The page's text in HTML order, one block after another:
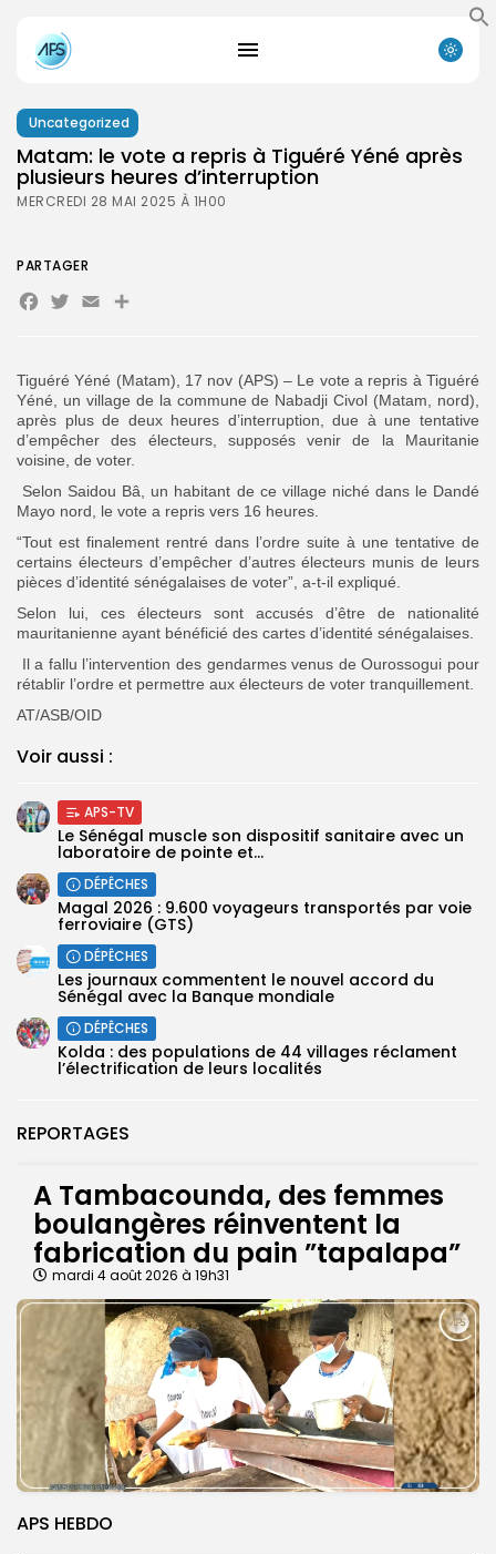
Search
for:
Search
FR
Uncategorized
Matam: le vote a repris à Tiguéré Yéné après
plusieurs heures d’interruption
MERCREDI 28 MAI 2025 À 1H00
REPORTAGES
A Tambacounda, des femmes
boulangères réinventent la
fabrication du pain ”tapalapa”
mardi 4 août 2026 à 19h31
APS HEBDO
Tiguéré Yéné (Matam), 17 nov (APS) – Le vote a repris à Tiguéré
Yéné, un village de la commune de Nabadji Civol (Matam, nord),
après plus de deux heures d’interruption,due à une tentative
d’empêcher des électeurs, supposés venir de la Mauritanie
voisine, de voter.
Selon Saidou Bâ, un habitant de ce village niché dans le Dandé
Mayo nord, le vote a repris vers 16 heures.
“Tout est finalement rentré dans l’ordre suite à une tentative de
certains électeurs d’empêcher d’autres électeurs munis de leurs
pièces d’identité sénégalaises de voter”, a-t-il expliqué.
Selon lui, ces électeurs sont accusés d’être de nationalité
mauritanienne ayant bénéficié des cartes d’identité sénégalaises.
Il a fallu l’intervention des gendarmes venus de Ourossogui pour
rétablir l’ordre et permettre aux électeurs de voter tranquillement.
AT/ASB/OID
Voir aussi :
APS-TV
Le Sénégal muscle son dispositif sanitaire avec un
laboratoire de pointe et...
DÉPÊCHES
Magal 2026 : 9.600 voyageurs transportés par voie
ferroviaire (GTS)
DÉPÊCHES
Les journaux commentent le nouvel accord du
Sénégal avec la Banque mondiale
DÉPÊCHES
Kolda : des populations de 44 villages réclament
l’électrification de leurs localités
PARTAGER
Facebook
Twitter
EmailPartager